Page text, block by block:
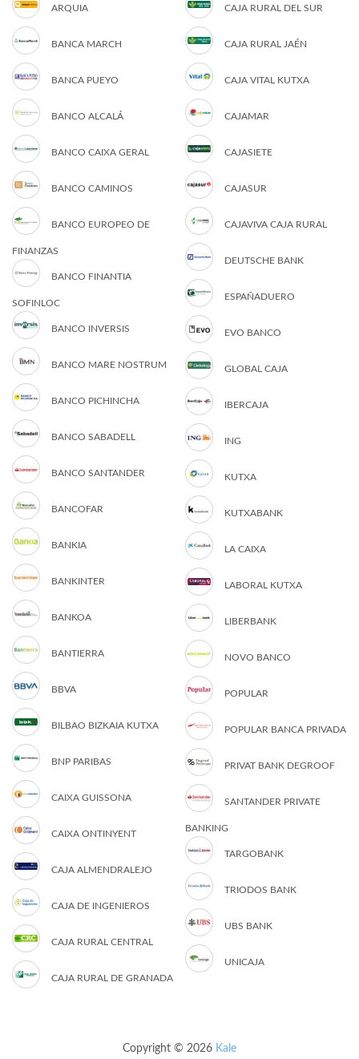
ARQUIA
BANCA MARCH
BANCA PUEYO
BANCO ALCALÁ
BANCO CAIXA GERAL
BANCO CAMINOS
BANCO EUROPEO DE
FINANZAS
BANCO FINANTIA
SOFINLOC
BANCO INVERSIS
BANCO MARE NOSTRUM
BANCO PICHINCHA
BANCO SABADELL
BANCO SANTANDER
BANCOFAR
BANKIA
BANKINTER
BANKOA
BANTIERRA
BBVA
BILBAO BIZKAIA KUTXA
BNP PARIBAS
CAIXA GUISSONA
CAIXA ONTINYENT
CAJA ALMENDRALEJO
CAJA DE INGENIEROS
CAJA RURAL CENTRAL
CAJA RURAL DE GRANADA
CAJA RURAL DEL SUR
CAJA RURAL JAÉN
CAJA VITAL KUTXA
CAJAMAR
CAJASIETE
CAJASUR
CAJAVIVA CAJA RURAL
DEUTSCHE BANK
ESPAÑADUERO
EVO BANCO
GLOBAL CAJA
IBERCAJA
ING
KUTXA
KUTXABANK
LA CAIXA
LABORAL KUTXA
LIBERBANK
NOVO BANCO
POPULAR
POPULAR BANCA PRIVADA
PRIVAT BANK DEGROOF
SANTANDER PRIVATE
BANKING
TARGOBANK
TRIODOS BANK
UBS BANK
UNICAJA
Copyright © 2026 Kale